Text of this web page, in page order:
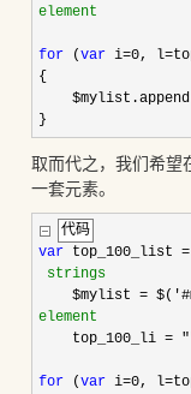
element
for (var i=0, l=
{
}
取而代之，我们希望
一套元素。
代码
var top_100_list=
strings
$mylist= $( '
element
top_100_li=
for (var i=0, l=